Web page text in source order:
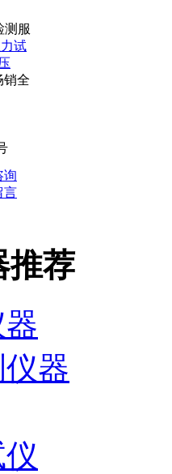
测服
试
销全
推荐
器